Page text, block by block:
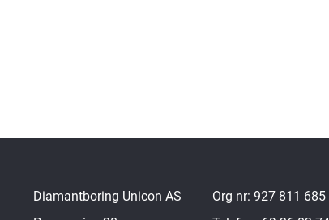
Diamantboring Unicon AS
Org nr: 927 811 685